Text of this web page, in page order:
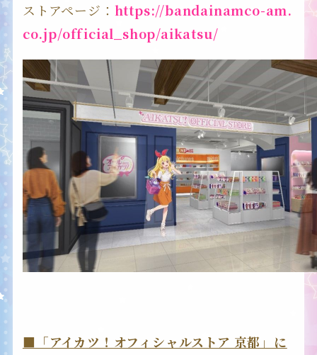
ストアページ： https://bandainamco-am.
co.jp/official_shop/aikatsu/
■「アイカツ！オフィシャルストア 京都」に